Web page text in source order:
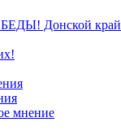
Донской край
мнение